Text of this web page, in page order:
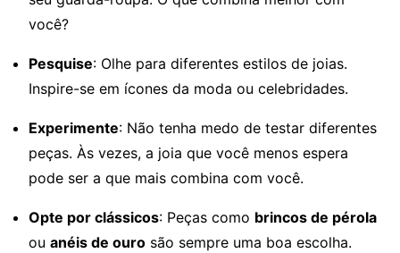
você?
Pesquise: Olhe para diferentes estilos de joias.
Inspire-se em ícones da moda ou celebridades.
Experimente: Não tenha medo de testar diferentes
peças. Às vezes, a joia que você menos espera
pode ser a que mais combina com você.
Opte por clássicos: Peças como brincos de pérola
ou anéis de ouro são sempre uma boa escolha.